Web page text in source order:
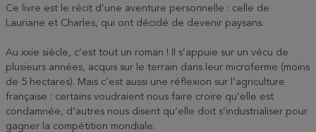
Ce livre est le récit d’une aventure personnelle : celle de
Lauriane et Charles, qui ont décidé de devenir paysans.
Au xxie siècle, c’est tout un roman ! Il s’appuie sur un vécu de
plusieurs années, acquis sur le terrain dans leur microferme (moins
de 5 hectares). Mais c’est aussi une réflexion sur l’agriculture
française : certains voudraient nous faire croire qu’elle est
condamnée, d’autres nous disent qu’elle doit s’industrialiser pour
gagner la compétition mondiale.